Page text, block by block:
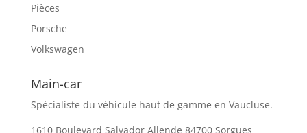
Pièces
Porsche
Volkswagen
Main-car
Spécialiste du véhicule haut de gamme en Vaucluse.
1610 Boulevard Salvador Allende 84700 Sorgues